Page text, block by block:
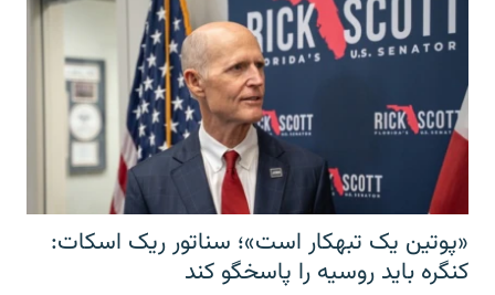
«پوتین یک تبهکار است»؛ سناتور ریک اسکات:
کنگره باید روسیه را پاسخگو کند